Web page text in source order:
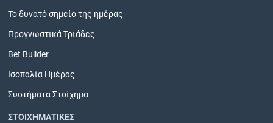
Το δυνατό σημείο της ημέρας
Προγνωστικά Τριάδες
Bet Builder
Ισοπαλία Ημέρας
Συστήματα Στοίχημα
ΣΤΟΙΧΗΜΑΤΙΚΕΣ